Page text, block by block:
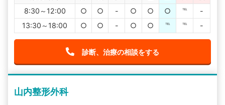
8:30～12:00
○ ○ - ○ ○ ○ ℡
-
13:30～18:00
○ ○ - ○ ○ ℡ ℡ -
診断、治療の相談をする
山内整形外科